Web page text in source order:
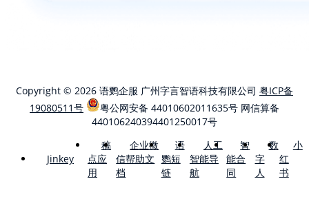
Copyright © 2026 语鹦企服 广州字言智语科技有限公司 粤ICP备
19080511号
粤公网安备 44010602011635号 网信算备
440106240394401250017号
Jinkey
稿
点应
用
企业微
信帮助文
档
语
鹦短
链
人工
智能导
航
智
能合
同
数
字
人
小
红
书